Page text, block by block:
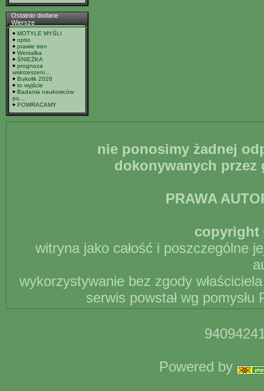
Ostatnio dodane
Wiersze
MOTYLE MYŚLI
optio
prawie tren
Wersalka
ŚNIEŻKA
prognoza
wskrzeszeni...
Bukolik 2026
to wyjście
Badania naukowców
po...
POWRACAMY
nie ponosimy żadnej
dokonywanych
PRAWA
copyright
witryna jako całość i poszczególne
wykorzystywanie bez zgody
serwis powstał wg
Powered by